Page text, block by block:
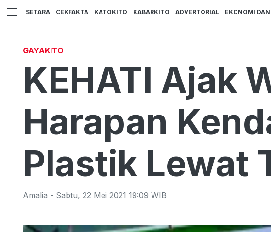
SETARA CEKFAKTA KATOKITO KABARKITO ADVERTORIAL EKONOMI
GAYAKITO
KEHATI Ajak
Harapan
Plastik Lewat
Amalia - Sabtu, 22 Mei 2021 19:09 WIB